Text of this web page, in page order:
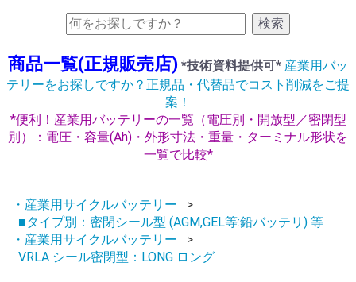
検索
商品一覧(正規販売店) *技術資料提供可* 産業用バッ
テリーをお探しですか？正規品・代替品でコスト削減をご提
案！
*便利！産業用バッテリーの一覧（電圧別・開放型／密閉型
別）：電圧・容量(Ah)・外形寸法・重量・ターミナル形状を
一覧で比較*
・産業用サイクルバッテリー
■タイプ別：密閉シール型 (AGM,GEL等:鉛バッテリ) 等
・産業用サイクルバッテリー
VRLA シール密閉型：LONG ロング